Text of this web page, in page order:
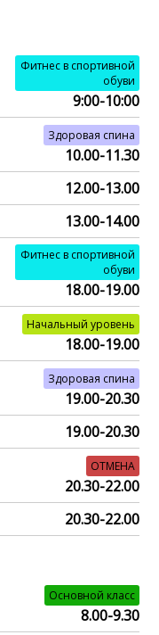
Фитнес в спортивной
обуви
9:00-10:00
Здоровая спина
10.00-11.30
12.00-13.00
13.00-14.00
Фитнес в спортивной
обуви
18.00-19.00
Начальный уровень
18.00-19.00
Здоровая спина
19.00-20.30
19.00-20.30
ОТМЕНА
20.30-22.00
20.30-22.00
Основной класс
8.00-9.30